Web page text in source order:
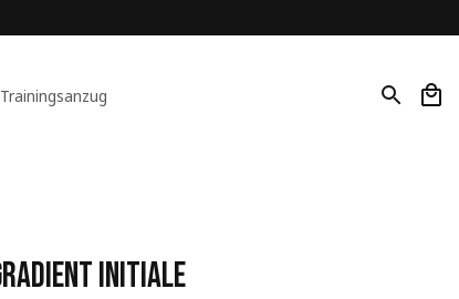
Trainingsanzug
Initiale